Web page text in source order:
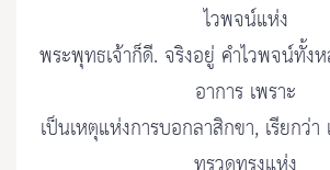
ไวพจน์แห่ง
พระพุทธเจ้าก็ดี. จริงอยู่ คำไวพจน์ทั้ง
อาการ เพราะ
เป็นเหตุแห่งการบอกลาสิกขา, เรียกว่า